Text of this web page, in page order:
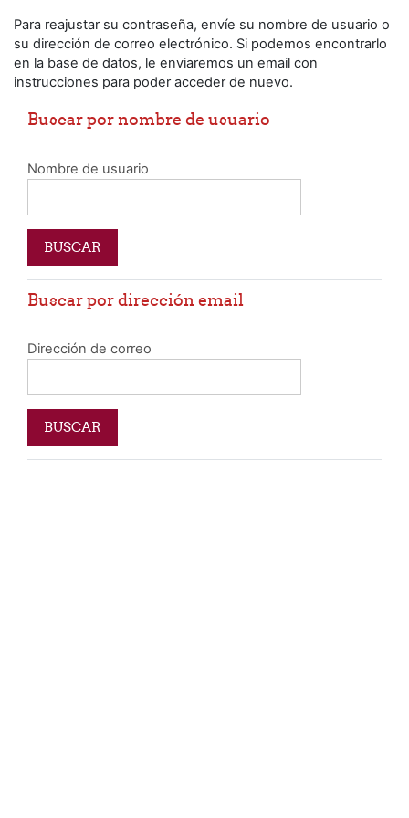
Para reajustar su contraseña, envíe su nombre de usuario o
su dirección de correo electrónico. Si podemos encontrarlo
en la base de datos, le enviaremos un email con
instrucciones para poder acceder de nuevo.
Buscar por nombre de usuario
Nombre de usuario
Buscar por dirección email
Dirección de correo